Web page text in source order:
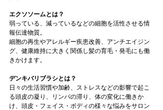
エクソソームとは？
弱っている、減っているなどの細胞を活性させる情
報伝達物質。
細胞の再生やアレルギー疾患改善、アンチエイジン
グ、健康維持に大きく関係し髪の育毛・発毛にも働
きかけます。
デンキバリブラシとは？
日々の生活習慣や加齢、ストレスなどの影響で起こ
る頭皮の凝り、リンパの滞り、体の変化に働きか
け、頭皮・フェイス・ボディの様々な悩みをサロン